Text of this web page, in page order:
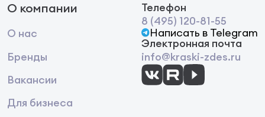
О компании
О нас
Бренды
Вакансии
Для бизнеса
Телефон
8 (495) 120-81-55
Написать в Telegram
Электронная почта
info@kraski-zdes.ru